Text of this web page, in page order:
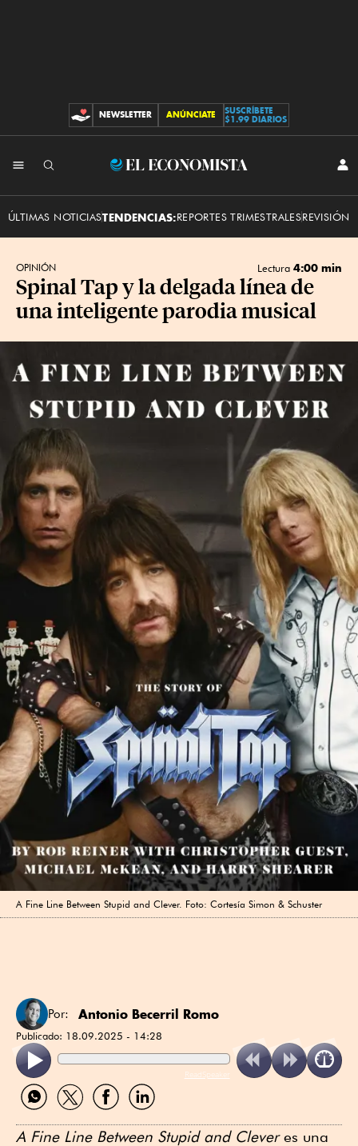
CONTRIBUCIONES
NEWSLETTER ANÚNCIATE
SUSCRÍBETE
$1.99 DIARIOS
El
ÚLTIMAS NOTICIASTENDENCIAS:REPORTES TRIMESTRALESREVISIÓN
OPINIÓN Lectura 4:00 min
Spinal Tap y la delgada línea de
una inteligente parodia musical
A Fine Line Between Stupid and Clever. Foto: Cortesía Simon & Schuster
Por: Antonio Becerril Romo
Publicado: 18.09.2025 - 14:28
ReadSpeaker
Compartir
por
Compartir
por
Compartir
por
Compartir
por
A Fine Line Between Stupid and Cleveres una